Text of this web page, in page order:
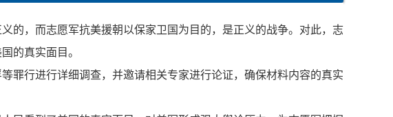
的，而志愿军抗美援朝以保家卫国为目的，是正义的战争。对此，志
的真实面目。
罪行进行详细调查，并邀请相关专家进行论证，确保材料内容的真实